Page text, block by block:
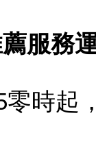
服務
零時起